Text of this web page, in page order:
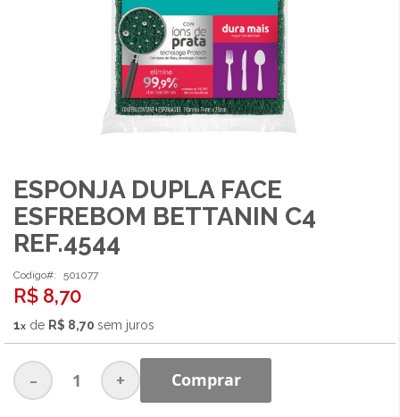
Saltar
para
o
início
da
Galeria
de
imagens
ESPONJA DUPLA FACE
ESFREBOM BETTANIN C4
REF.4544
Codigo 501077
R$ 8,70
1 de R$ 8,70 sem juros
- + Comprar